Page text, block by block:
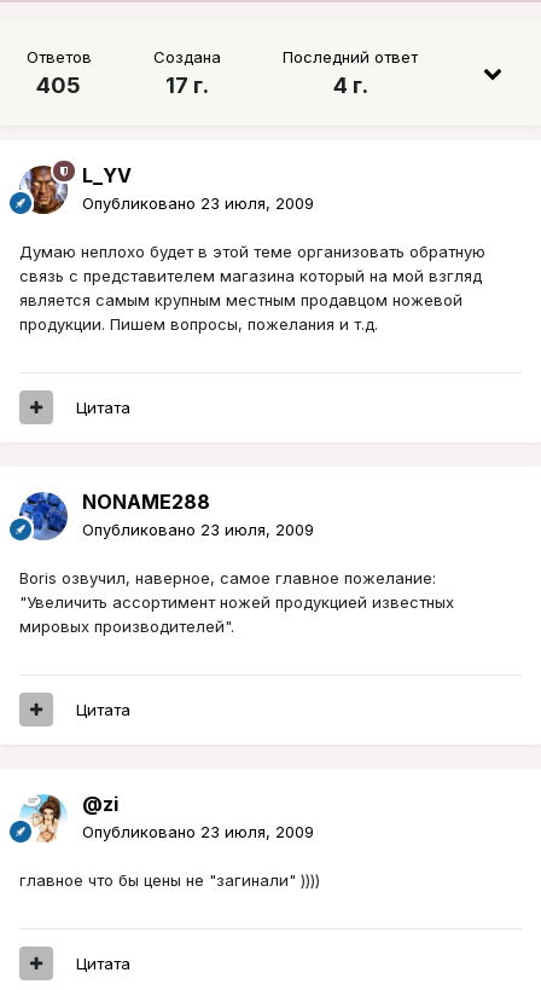
Ответов
405
Создана
17 г.
Последний ответ
4 г.
L_YV
Опубликовано 23 июля, 2009
Думаю неплохо будет в этой теме организовать обратную
связь с представителем магазина который на мой взгляд
является самым крупным местным продавцом ножевой
продукции. Пишем вопросы, пожелания и т.д.
Цитата
NONAME288
Опубликовано 23 июля, 2009
Boris озвучил, наверное, самое главное пожелание:
"Увеличить ассортимент ножей продукцией известных
мировых производителей".
Цитата
@zi
Опубликовано 23 июля, 2009
главное что бы цены не "загинали" ))))
Цитата